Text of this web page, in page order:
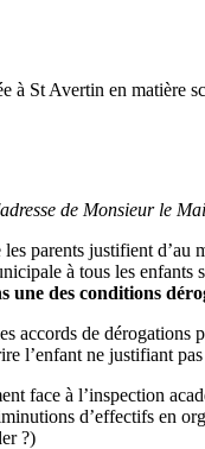
à St Avertin en matière
de Monsieur le
parents justifient
à tous les enfants
une des conditions
accords de
l’enfant ne justifiant
face à l’inspection
d’effectifs en
?)